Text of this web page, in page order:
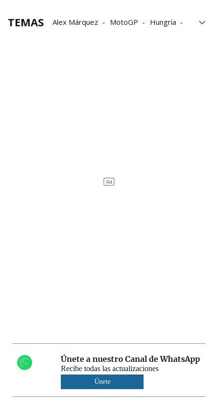
TEMAS Alex Márquez MotoGP
Hungría
Únete a nuestro Canal de WhatsApp
Recibe todas las actualizaciones
Únete